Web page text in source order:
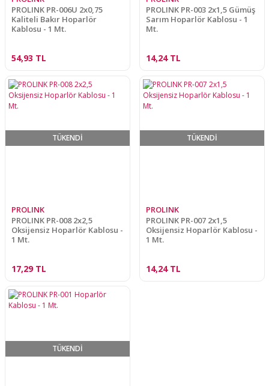
PROLINK PR-006U 2x0,75
Kaliteli Bakır Hoparlör
Kablosu - 1 Mt.
54,93 TL
PROLINK PR-003 2x1,5 Gümüş
Sarım Hoparlör Kablosu - 1
Mt.
14,24 TL
TÜKENDİ
PROLINK
PROLINK PR-008 2x2,5
Oksijensiz Hoparlör Kablosu -
1 Mt.
17,29 TL
TÜKENDİ
PROLINK
PROLINK PR-007 2x1,5
Oksijensiz Hoparlör Kablosu -
1 Mt.
14,24 TL
TÜKENDİ